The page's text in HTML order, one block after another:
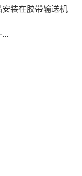
装在胶带输送机